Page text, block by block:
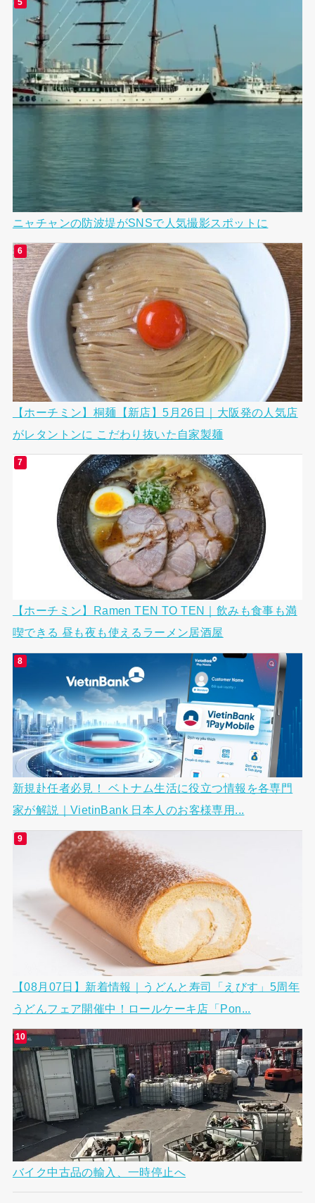
ニャチャンの防波堤がSNSで人気撮影スポットに
【ホーチミン】桐麺【新店】5月26日｜大阪発の人気店
がレタントンに こだわり抜いた自家製麺
【ホーチミン】Ramen TEN TO TEN｜飲みも食事も満
喫できる 昼も夜も使えるラーメン居酒屋
新規赴任者必見！ ベトナム生活に役立つ情報を各専門
家が解説｜VietinBank 日本人のお客様専用...
【08月07日】新着情報｜うどんと寿司「えびす」5周年
うどんフェア開催中！ロールケーキ店「Pon...
バイク中古品の輸入、一時停止へ